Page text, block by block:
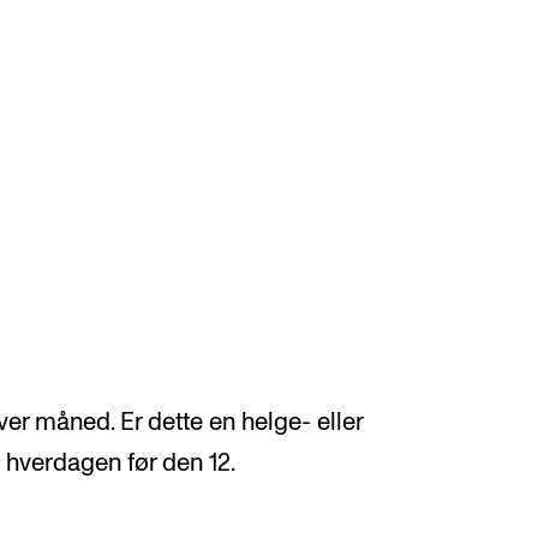
Kommunikasjon
måned. Er dette en helge- eller
før den 12.